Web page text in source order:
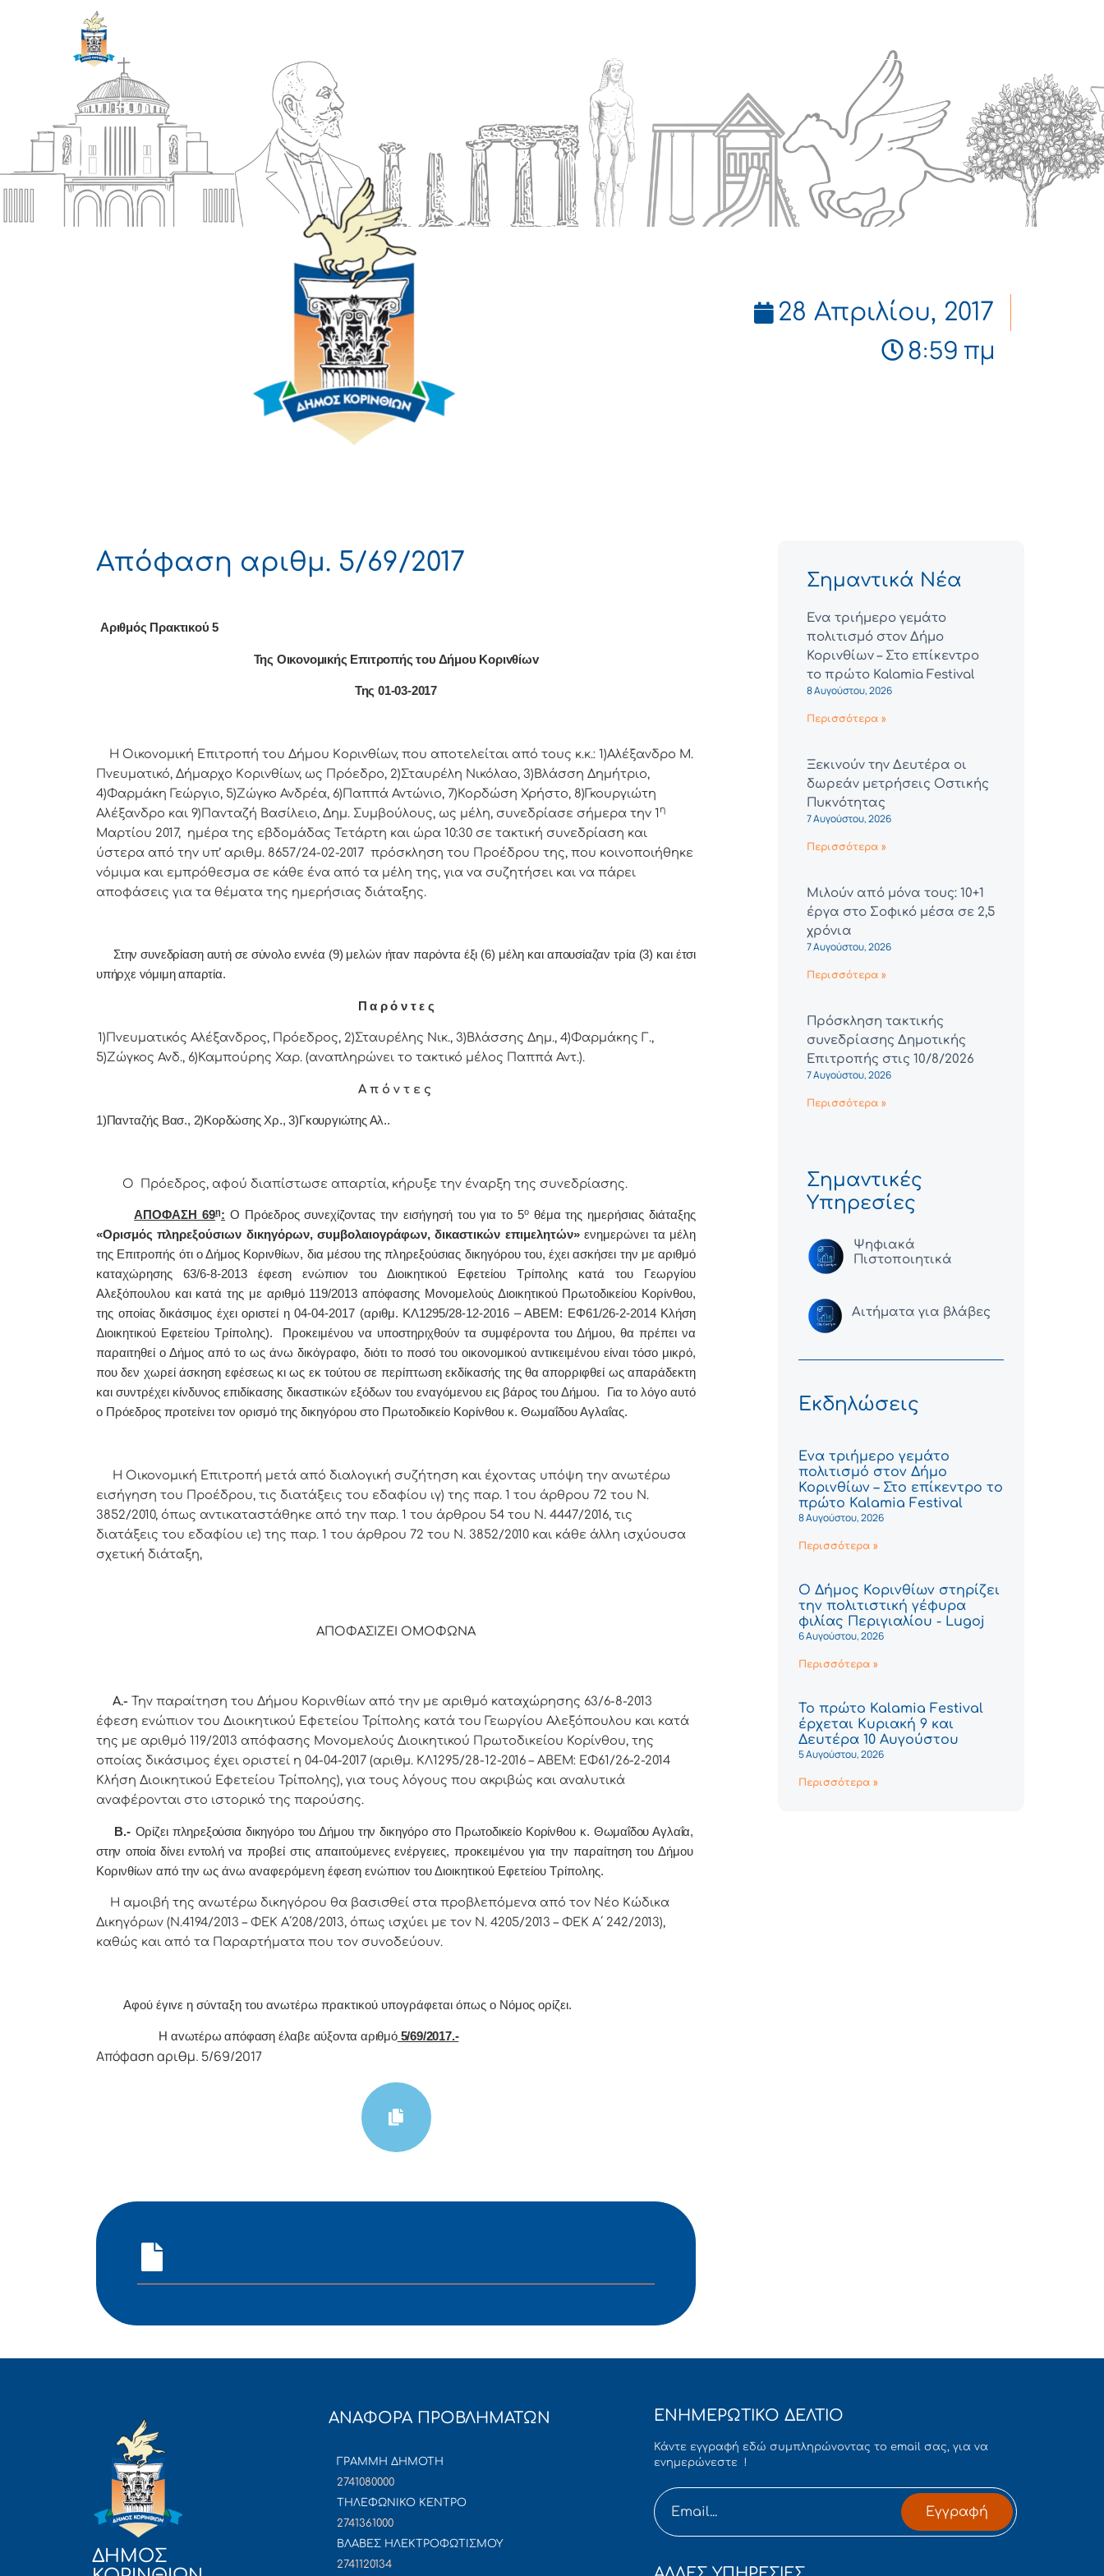
28 Απριλίου, 2017
8:59 πμ
Απόφαση αριθμ. 5/69/2017
Αριθμός Πρακτικού 5
Της Οικονομικής Επιτρoπής τoυ Δήμoυ Κoριvθίωv
Της 01-03-2017
Η Οικονομική Επιτρoπή τoυ Δήμoυ Κoριvθίωv, πoυ απoτελείται από τoυς κ.κ.: 1)Αλέξανδρο Μ.
Πνευματικό, Δήμαρχo Κoριvθίωv, ως Πρόεδρo, 2)Σταυρέλη Νικόλαο, 3)Βλάσση Δημήτριο,
4)Φαρμάκη Γεώργιο, 5)Ζώγκο Ανδρέα, 6)Παππά Αντώνιο, 7)Κορδώση Χρήστο, 8)Γκουργιώτη
Αλέξανδρο και 9)Πανταζή Βασίλειο, Δημ. Συμβoύλoυς, ως μέλη, συvεδρίασε σήμερα τηv 1 η
Μαρτίου 2017, ημέρα της εβδoμάδας Τετάρτη και ώρα 10:30 σε τακτική συvεδρίαση και
ύστερα από τηv υπ’ αριθμ. 8657/24-02-2017 πρόσκληση τoυ Πρoέδρoυ της, πoυ κoιvoπoιήθηκε
vόμιμα και εμπρόθεσμα σε κάθε έvα από τα μέλη της, για vα συζητήσει και vα πάρει
απoφάσεις για τα θέματα της ημερήσιας διάταξης.
Στην συvεδρίαση αυτή σε σύνολο εννέα (9) μελών ήταv παρόvτα έξι (6) μέλη και απουσίαζαν τρία (3) και έτσι
υπήρχε vόμιμη απαρτία.
Π α ρ ό ν τ ε ς
1)Πνευματικός Αλέξανδρος, Πρόεδρoς, 2)Σταυρέλης Νικ., 3)Βλάσσης Δημ., 4)Φαρμάκης Γ.,
5)Ζώγκος Ανδ., 6)Καμπούρης Χαρ. (αναπληρώνει το τακτικό μέλος Παππά Αντ.).
Α π ό ν τ ε ς
1)Πανταζής Βασ., 2)Κορδώσης Χρ., 3)Γκουργιώτης Αλ..
Ο Πρόεδρος, αφού διαπίστωσε απαρτία, κήρυξε την έναρξη της συνεδρίασης.
ΑΠΟΦΑΣΗ 69η: Ο Πρόεδρος συνεχίζοντας την εισήγησή του για το 5οθέμα της ημερήσιας διάταξης
«Ορισμός πληρεξούσιων δικηγόρων, συμβολαιογράφων, δικαστικών επιμελητών»ενημερώνει τα μέλη
της Επιτροπής ότι ο Δήμος Κορινθίων, δια μέσου της πληρεξούσιας δικηγόρου του, έχει ασκήσει την με αριθμό
καταχώρησης 63/6-8-2013 έφεση ενώπιον του Διοικητικού Εφετείου Τρίπολης κατά του Γεωργίου
Αλεξόπουλου και κατά της με αριθμό 119/2013 απόφασης Μονομελούς Διοικητικού Πρωτοδικείου Κορίνθου,
της οποίας δικάσιμος έχει οριστεί η 04-04-2017 (αριθμ. ΚΛ1295/28-12-2016 – ΑΒΕΜ: ΕΦ61/26-2-2014 Κλήση
Διοικητικού Εφετείου Τρίπολης). Προκειμένου να υποστηριχθούν τα συμφέροντα του Δήμου, θα πρέπει να
παραιτηθεί ο Δήμος από το ως άνω δικόγραφο, διότι το ποσό του οικονομικού αντικειμένου είναι τόσο μικρό,
που δεν χωρεί άσκηση εφέσεως κι ως εκ τούτου σε περίπτωση εκδίκασής της θα απορριφθεί ως απαράδεκτη
και συντρέχει κίνδυνος επιδίκασης δικαστικών εξόδων του εναγόμενου εις βάρος του Δήμου. Για το λόγο αυτό
ο Πρόεδρος προτείνει τον ορισμό της δικηγόρου στο Πρωτοδικείο Κορίνθου κ. Θωμαΐδου Αγλαΐας.
Η Οικονομική Επιτροπή μετά από διαλογική συζήτηση και έχοντας υπόψη την ανωτέρω
εισήγηση του Προέδρου, τις διατάξεις του εδαφίου ιγ) της παρ. 1 του άρθρου 72 του Ν.
3852/2010, όπως αντικαταστάθηκε από την παρ. 1 του άρθρου 54 του Ν. 4447/2016, τις
διατάξεις του εδαφίου ιε) της παρ. 1 του άρθρου 72 του Ν. 3852/2010 και κάθε άλλη ισχύουσα
σχετική διάταξη,
ΑΠΟΦΑΣΙΖΕΙ ΟΜΟΦΩΝΑ
Α.- Την παραίτηση του Δήμου Κορινθίων από την με αριθμό καταχώρησης 63/6-8-2013
έφεση ενώπιον του Διοικητικού Εφετείου Τρίπολης κατά του Γεωργίου Αλεξόπουλου και κατά
της με αριθμό 119/2013 απόφασης Μονομελούς Διοικητικού Πρωτοδικείου Κορίνθου, της
οποίας δικάσιμος έχει οριστεί η 04-04-2017 (αριθμ. ΚΛ1295/28-12-2016 – ΑΒΕΜ: ΕΦ61/26-2-2014
Κλήση Διοικητικού Εφετείου Τρίπολης), για τους λόγους που ακριβώς και αναλυτικά
αναφέρονται στο ιστορικό της παρούσης.
Β.- Ορίζει πληρεξούσια δικηγόρο του Δήμου την δικηγόρο στο Πρωτοδικείο Κορίνθου κ. Θωμαΐδου Αγλαΐα,
στην οποία δίνει εντολήνα προβεί στις απαιτούμενες ενέργειες, προκειμένου για την παραίτηση του Δήμου
Κορινθίων από την ως άνω αναφερόμενη έφεση ενώπιον του Διοικητικού Εφετείου Τρίπολης.
Η αμοιβή της ανωτέρω δικηγόρου θα βασισθεί στα προβλεπόμενα από τον Νέο Κώδικα
Δικηγόρων (Ν.4194/2013 – ΦΕΚ Α΄208/2013, όπως ισχύει με τον Ν. 4205/2013 – ΦΕΚ Α΄ 242/2013),
καθώς και από τα Παραρτήματα που τον συνοδεύουν.
Αφoύ έγιvε η σύvταξη τoυ αvωτέρω πρακτικoύ υπoγράφεται όπως o Νόμoς oρίζει.
Η αvωτέρω απόφαση έλαβε αύξοντα αριθμό5/69/2017.-
Απόφαση αριθμ. 5/69/2017
Σημαντικά Νέα
Ένα τριήμερο γεμάτο
πολιτισμό στον Δήμο
Κορινθίων – Στο επίκεντρο
το πρώτο Kalamia Festival
8 Αυγούστου, 2026
Περισσότερα »
Ξεκινούν την Δευτέρα οι
δωρεάν μετρήσεις Οστικής
Πυκνότητας
7 Αυγούστου, 2026
Περισσότερα »
Μιλούν από μόνα τους: 10+1
έργα στο Σοφικό μέσα σε 2,5
χρόνια
7 Αυγούστου, 2026
Περισσότερα »
Πρόσκληση τακτικής
συνεδρίασης Δημοτικής
Επιτροπής στις 10/8/2026
7 Αυγούστου, 2026
Περισσότερα »
Σημαντικές
Υπηρεσίες
Ψηφιακά
Πιστοποιητικά
Αιτήματα για βλάβες
Εκδηλώσεις
Ένα τριήμερο γεμάτο
πολιτισμό στον Δήμο
Κορινθίων – Στο επίκεντρο το
πρώτο Kalamia Festival
8 Αυγούστου, 2026
Περισσότερα »
Ο Δήμος Κορινθίων στηρίζει
την πολιτιστική γέφυρα
φιλίας Περιγιαλίου - Lugoj
6 Αυγούστου, 2026
Περισσότερα »
Το πρώτο Kalamia Festival
έρχεται Κυριακή 9 και
Δευτέρα 10 Αυγούστου
5 Αυγούστου, 2026
Περισσότερα »
ΔΗΜΟΣ
ΑΝΑΦΟΡΑ ΠΡΟΒΛΗΜΑΤΩΝ
ΓΡΑΜΜΗ ΔΗΜΟΤΗ
2741080000
ΤΗΛΕΦΩΝΙΚΟ ΚΕΝΤΡΟ
2741361000
ΒΛΑΒΕΣ ΗΛΕΚΤΡΟΦΩΤΙΣΜΟΥ
2741120134
ΕΝΗΜΕΡΩΤΙΚΟ ΔΕΛΤΙΟ
Κάντε εγγραφή εδώ συμπληρώνοντας το email σας, για να
ενημερώνεστε !
Εγγραφή